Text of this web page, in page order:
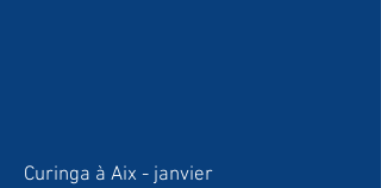
Curinga à Aix - janvier